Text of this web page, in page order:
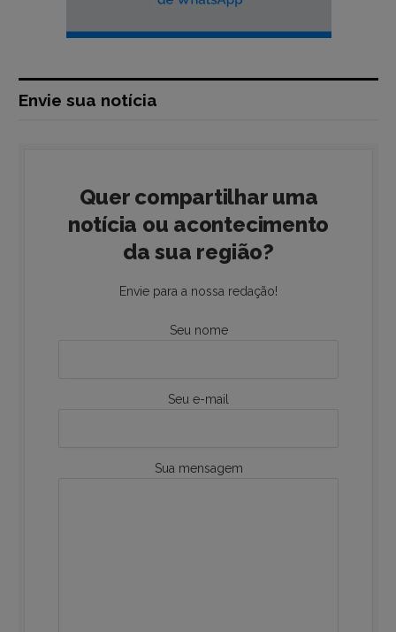
Envie sua notícia
Quer compartilhar uma
notícia ou acontecimento
da sua região?
Envie para a nossa redação!
Seu nome
Seu e-mail
Sua mensagem